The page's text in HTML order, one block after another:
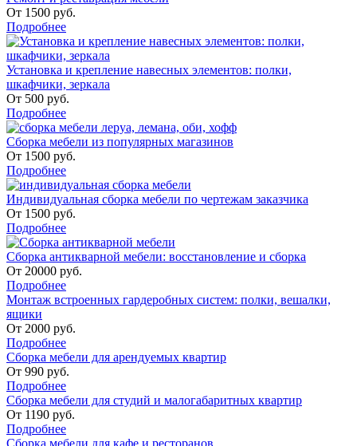
От 1500 руб.
Подробнее
Установка и крепление навесных элементов: полки,
шкафчики, зеркала
От 500 руб.
Подробнее
Сборка мебели из популярных магазинов
От 1500 руб.
Подробнее
Индивидуальная сборка мебели по чертежам заказчика
От 1500 руб.
Подробнее
Сборка антикварной мебели: восстановление и сборка
От 20000 руб.
Подробнее
Монтаж встроенных гардеробных систем: полки, вешалки,
ящики
От 2000 руб.
Подробнее
Сборка мебели для арендуемых квартир
От 990 руб.
Подробнее
Сборка мебели для студий и малогабаритных квартир
От 1190 руб.
Подробнее
Сборка мебели для кафе и ресторанов